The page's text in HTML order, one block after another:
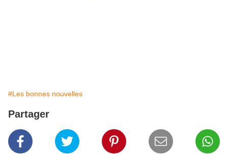
#Les bonnes nouvelles
Partager